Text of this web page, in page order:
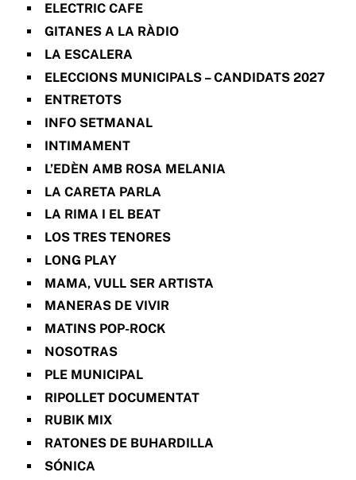
ELECTRIC CAFE
GITANES A LA RÀDIO
LA ESCALERA
ELECCIONS MUNICIPALS – CANDIDATS 2027
ENTRETOTS
INFO SETMANAL
INTIMAMENT
L’EDÈN AMB ROSA MELANIA
LA CARETA PARLA
LA RIMA I EL BEAT
LOS TRES TENORES
LONG PLAY
MAMA, VULL SER ARTISTA
MANERAS DE VIVIR
MATINS POP-ROCK
NOSOTRAS
PLE MUNICIPAL
RIPOLLET DOCUMENTAT
RUBIK MIX
RATONES DE BUHARDILLA
SÓNICA